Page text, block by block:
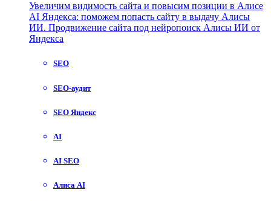
Увеличим видимость сайта и повысим позиции в Алисе
AI Яндекса: поможем попасть сайту в выдачу Алисы
ИИ. Продвижение сайта под нейропоиск Алисы ИИ от
Яндекса
SEO
SEO-аудит
SEO Яндекс
AI
AI SEO
Алиса AI